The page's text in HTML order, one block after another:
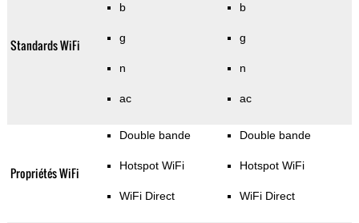
Standards WiFi
b
g
n
ac
b
g
n
ac
Propriétés WiFi
Double bande
Hotspot WiFi
WiFi Direct
Double bande
Hotspot WiFi
WiFi Direct